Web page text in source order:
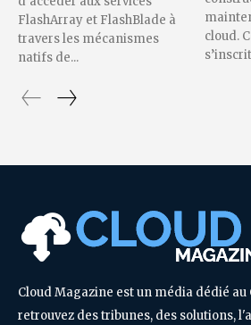
FlashArray et FlashBlade à
travers les mécanismes
natifs de...
cloud.
Cloud Magazine est un média dédié
retrouvez des tribunes, des solutions,